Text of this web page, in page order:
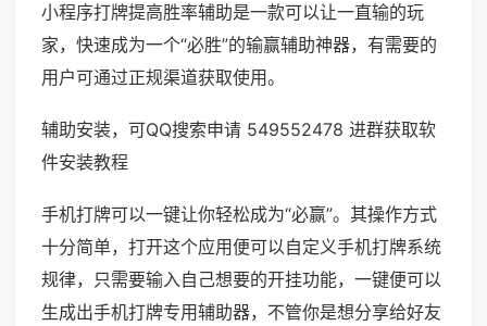
小程序打牌提高胜率辅助是一款可以让一直输的玩
家，快速成为一个“必胜”的输赢辅助神器，有需要的
用户可通过正规渠道获取使用。
辅助安装，可QQ搜索申请 549552478 进群获取软
件安装教程
手机打牌可以一键让你轻松成为“必赢”。其操作方式
十分简单，打开这个应用便可以自定义手机打牌系统
规律，只需要输入自己想要的开挂功能，一键便可以
生成出手机打牌专用辅助器，不管你是想分享给好友